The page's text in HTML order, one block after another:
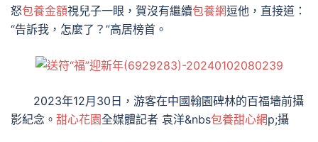
怒包養金額視兒子一眼，賀沒有繼續包養網逗他，直接道：
“告訴我，怎麼了？”高居榜首。
2023年12月30日，游客在中國翰園碑林的百福墻前攝
影紀念。 甜心花園全媒體記者 袁洋&nbs包養甜心網p;攝